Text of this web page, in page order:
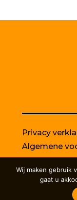
Privacy
Algemene
Wij maken gebruik
gaat u